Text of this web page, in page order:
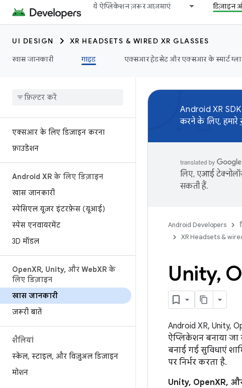
ये ऐप्लिकेशन ज़रूर आज़माएं डिज़ाइन
UI DESIGN
XR HEADSETS & WIRED XR GLASSES
खास जानकारी
गाइड एक्सआर हेडसेट और एक्सआर के स्मार्ट
एक्सआर के लिए डिज़ाइन करना
फ़ाउंडेशन
Android XR के लिए डिज़ाइन
खास जानकारी
स्पेसिएल यूज़र इंटरफ़ेस (यूआई)
स्पेस एनवायरमेंट
3D मॉडल
OpenXR, Unity, और WebXR के
लिए डिज़ाइन
खास जानकारी
ज़रूरी बातें
शैलियां
स्केल, स्टाइल, और विज़ुअल डिज़ाइन
मोशन
Android XR
करने के लिए, हमारे
लिए, एआई
सकती हैं.
Android Developers
XR Headsets &
Unity,
Android XR, Unity,
ऐप्लिकेशन बनाया
बनाई गई सुविधाएं
पर निर्भर करता है.
Unity, OpenXR,